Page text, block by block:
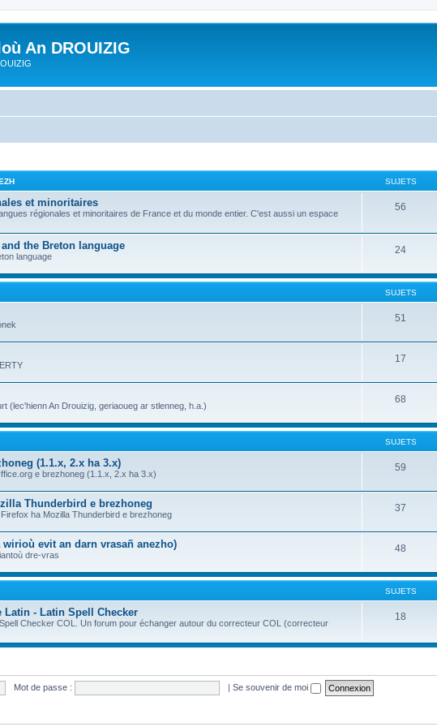
An DROUIZIG
SUJETS
et minoritaires
régionales et minoritaires de France et du monde entier. C'est aussi un espace
56
the Breton language
language
24
SUJETS
51
17
(lec'hienn An Drouizig, geriaoueg ar stlenneg, h.a.)
68
SUJETS
(1.1.x, 2.x ha 3.x)
e brezhoneg (1.1.x, 2.x ha 3.x)
59
Thunderbird e brezhoneg
ha Mozilla Thunderbird e brezhoneg
37
evit an darn vrasañ anezho)
dre-vras
48
SUJETS
Latin - Latin Spell Checker
Checker COL. Un forum pour échanger autour du correcteur COL (correcteur
18
Mot de passe : | Se souvenir de moi